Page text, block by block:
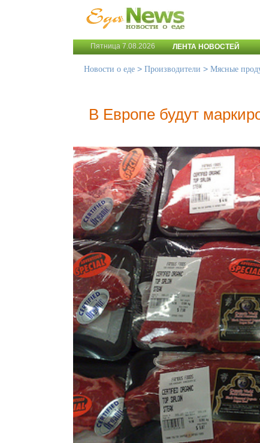
Пятница 7.08.2026 ЛЕНТА НОВОСТЕЙ
Новости о еде > Производители > Мясные
В Европе будут